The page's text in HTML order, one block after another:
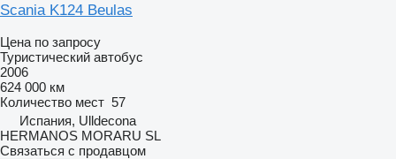
Scania K124 Beulas
Цена по запросу
Туристический автобус
2006
624 000 км
Количество мест 57
Испания, Ulldecona
HERMANOS MORARU SL
Связаться с продавцом